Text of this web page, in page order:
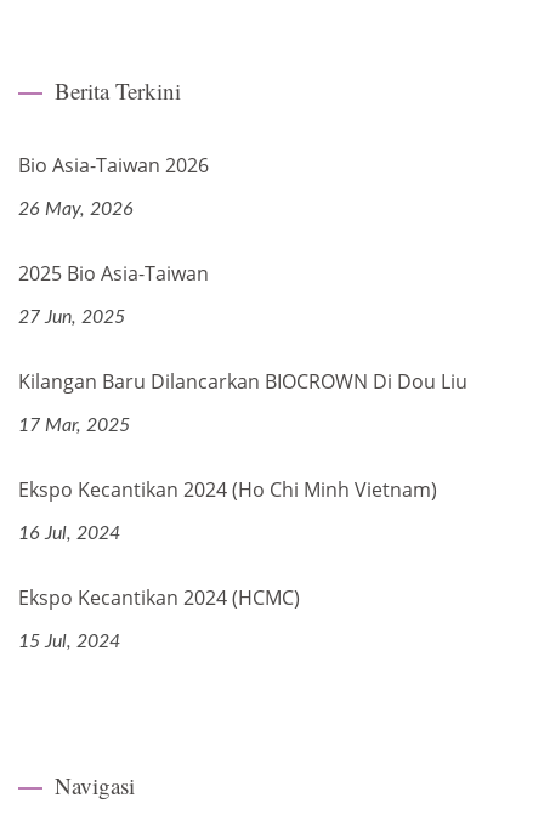
Berita Terkini
Bio Asia-Taiwan 2026
26 May, 2026
2025 Bio Asia-Taiwan
27 Jun, 2025
Kilangan Baru Dilancarkan BIOCROWN Di Dou Liu
17 Mar, 2025
Ekspo Kecantikan 2024 (Ho Chi Minh Vietnam)
16 Jul, 2024
Ekspo Kecantikan 2024 (HCMC)
15 Jul, 2024
Navigasi